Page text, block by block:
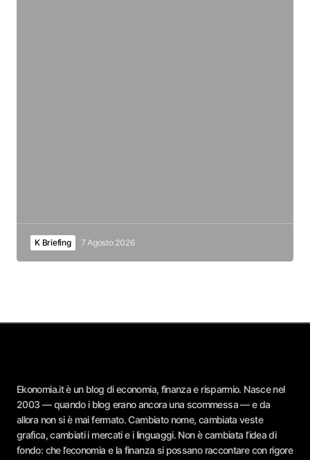
K Briefing 7 Agosto 2026
Ekonomia.it è un blog di economia, finanza e risparmio. Nasce nel
2003 — quando i blog erano ancora una scommessa — e da
allora non si è mai fermato. Cambiato nome, cambiata veste
grafica, cambiati i mercati e i linguaggi. Non è cambiata l’idea di
fondo: che l’economia e la finanza si possano raccontare con rigore